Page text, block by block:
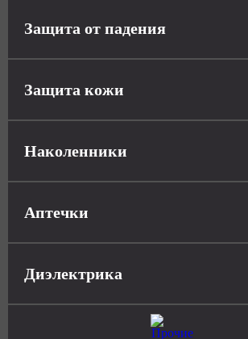
Защита от падения
Защита кожи
Наколенники
Аптечки
Диэлектрика